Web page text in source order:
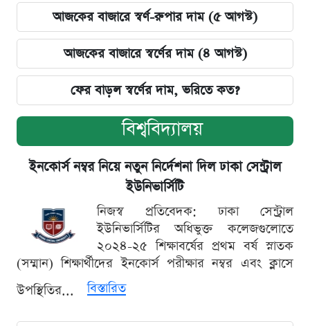
আজকের বাজারে স্বর্ণ-রুপার দাম (৫ আগস্ট)
আজকের বাজারে স্বর্ণের দাম (৪ আগস্ট)
ফের বাড়ল স্বর্ণের দাম, ভরিতে কত?
বিশ্ববিদ্যালয়
ইনকোর্স নম্বর নিয়ে নতুন নির্দেশনা দিল ঢাকা সেন্ট্রাল
ইউনিভার্সিটি
নিজস্ব প্রতিবেদক: ঢাকা সেন্ট্রাল
ইউনিভার্সিটির অধিভুক্ত কলেজগুলোতে
২০২৪-২৫ শিক্ষাবর্ষের প্রথম বর্ষ স্নাতক
(সম্মান) শিক্ষার্থীদের ইনকোর্স পরীক্ষার নম্বর এবং ক্লাসে
উপস্থিতির...
বিস্তারিত